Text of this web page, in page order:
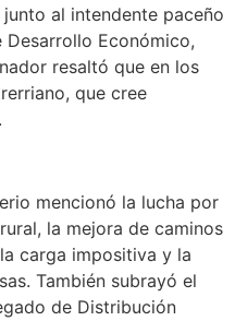
al intendente paceño
Económico,
resaltó que en los
que cree
mencionó la lucha por
la mejora de caminos
carga impositiva y la
También subrayó el
de Distribución